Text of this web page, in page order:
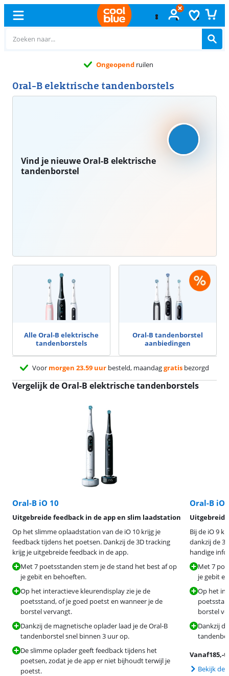
Ongeopend ruilen
Oral-B elektrische tandenborstels
Vind je nieuwe Oral-B elektrische
tandenborstel
Alle Oral-B elektrische
tandenborstels
Oral-B tandenborstel
aanbiedingen
Voor morgen 23.59 uur besteld, maandaggratis bezorgd
Vergelijk de Oral-B elektrische tandenborstels
Oral-B iO 10
Uitgebreide feedback in de app en slim laadstation
Op het slimme oplaadstation van de iO 10 krijg je
feedback tijdens het poetsen. Dankzij de 3D tracking
krijg je uitgebreide feedback in de app.
Met 7 poetsstanden stem je de stand het best af op
je gebit en behoeften.
Op het interactieve kleurendisplay zie je de
poetsstand, of je goed poetst en wanneer je de
borstel vervangt.
Dankzij de magnetische oplader laad je de Oral-B
tandenborstel snel binnen 3 uur op.
De slimme oplader geeft feedback tijdens het
poetsen, zodat je de app er niet bijhoudt terwijl je
poetst.
Oral-B iO
Bij de iO 9
dankzij de
handige
Met 7
je gebit
Op het
borstel
Dankzij
Vanaf185,-
Bekijk de